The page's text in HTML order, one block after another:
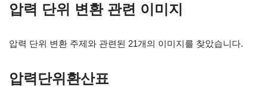
압력 단위 변환 관련 이미지
압력 단위 변환 주제와 관련된 21개의 이미지를 찾았습니다.
압력단위환산표